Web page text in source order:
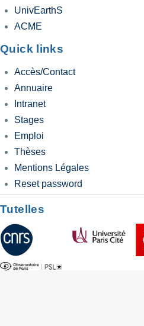
UnivEarthS
ACME
Quick links
Accès/Contact
Annuaire
Intranet
Stages
Emploi
Thèses
Mentions Légales
Reset password
Tutelles